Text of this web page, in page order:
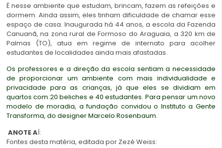
É nesse ambiente que estudam, brincam, fazem as refeições e
dormem. Ainda assim, eles tinham dificuldade de chamar esse
espaço de casa. Inaugurada há 44 anos, a escola da Fazenda
Canuanã, na zona rural de Formoso do Araguaia, a 320 km de
Palmas (TO), atua em regime de internato para acolher
estudantes de localidades ainda mais afastadas.
Os professores e a direção da escola sentiam a necessidade
de proporcionar um ambiente com mais individualidade e
privacidade para as crianças, já que eles se dividiam em
quartos com 20 beliches e 40 estudantes. Para pensar um novo
modelo de moradia, a fundação convidou o Instituto a Gente
Transforma, do designer Marcelo Rosenbaum.
ANOTE AÍ:
Fontes desta matéria, editada por Zezé Weiss: